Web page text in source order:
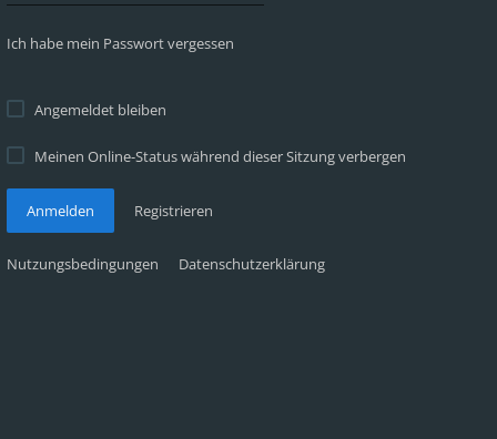
Ich habe mein Passwort vergessen
Angemeldet bleiben
Meinen Online-Status während dieser Sitzung verbergen
Anmelden Registrieren
Nutzungsbedingungen Datenschutzerklärung